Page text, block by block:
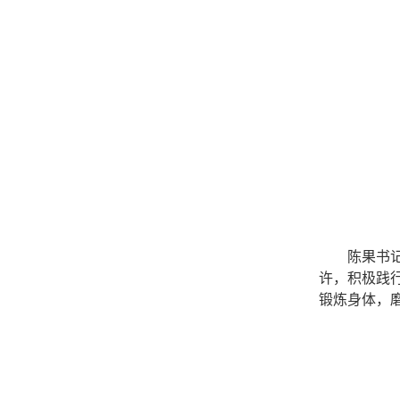
陈果书
许， 积极践
锻炼身体，